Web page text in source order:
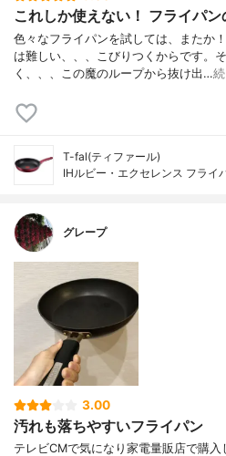
これしか使えない！ フライパン
色々なフライパンを試しては、またか
は難しい、、、こびりつくからです。
く、、、この魔のループから抜け出…
T-fal(ティファール)
IHルビー・エクセレンス フライ
グレープ
3.00
汚れも落ちやすいフライパン
テレビCMで気になり家電量販店で購